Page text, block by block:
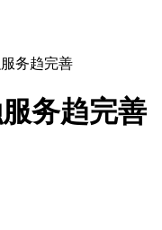
务趋完善
务趋完善